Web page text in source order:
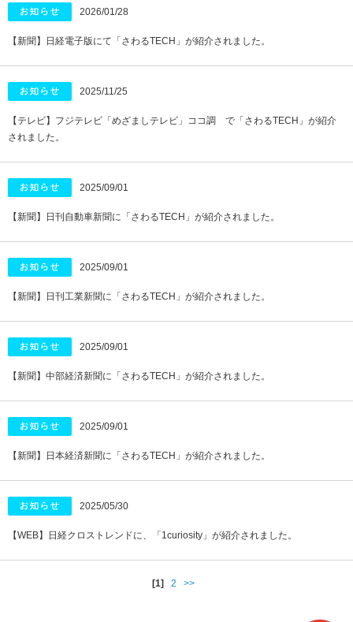
2026/01/28
【新聞】日経電子版にて「さわるTECH」が紹介されました。
2025/11/25
【テレビ】フジテレビ「めざましテレビ」ココ調 で「さわるTECH」が紹介
されました。
2025/09/01
【新聞】日刊自動車新聞に「さわるTECH」が紹介されました。
2025/09/01
【新聞】日刊工業新聞に「さわるTECH」が紹介されました。
2025/09/01
【新聞】中部経済新聞に「さわるTECH」が紹介されました。
2025/09/01
【新聞】日本経済新聞に「さわるTECH」が紹介されました。
2025/05/30
【WEB】日経クロストレンドに、「1curiosity」が紹介されました。
[1] 2 >>